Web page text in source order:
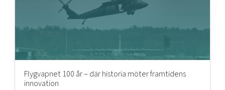
Flygvapnet 100 år – där historia möter framtidens
innovation